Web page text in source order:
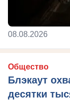
08.08.2026
Общество
Блэкаут
десятки